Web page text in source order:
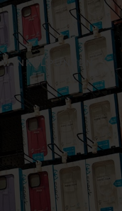
WINKELPUNTEN